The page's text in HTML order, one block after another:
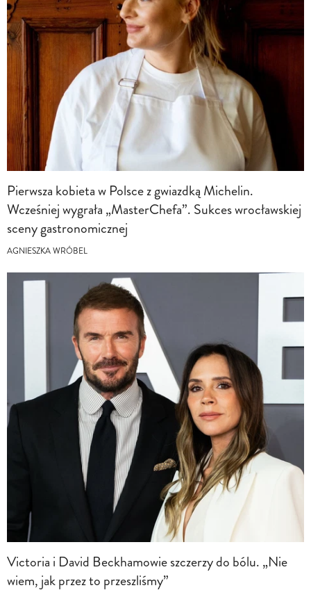
Pierwsza kobieta w Polsce z gwiazdką Michelin.
Wcześniej wygrała „MasterChefa”. Sukces wrocławskiej
sceny gastronomicznej
AGNIESZKA WRÓBEL
Victoria i David Beckhamowie szczerzy do bólu. „Nie
wiem, jak przez to przeszliśmy”